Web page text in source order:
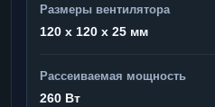
Размеры вентилятора
120 x 120 x 25 мм
Рассеиваемая мощность
260 Вт